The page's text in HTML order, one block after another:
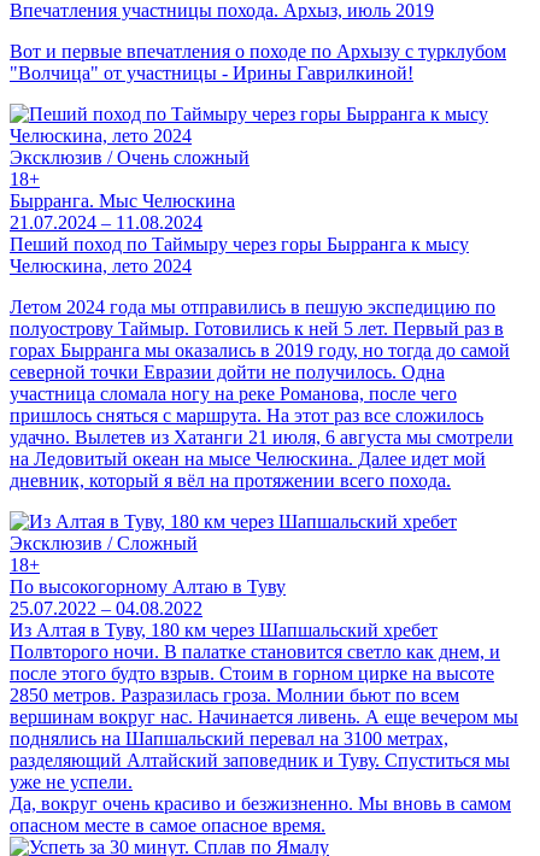
Впечатления участницы похода. Архыз, июль 2019
Вот и первые впечатления о походе по Архызу с турклубом
"Волчица" от участницы - Ирины Гаврилкиной!
Эксклюзив / Очень сложный
18+
Бырранга. Мыс Челюскина
21.07.2024 – 11.08.2024
Пеший поход по Таймыру через горы Бырранга к мысу
Челюскина, лето 2024
Летом 2024 года мы отправились в пешую экспедицию по
полуострову Таймыр. Готовились к ней 5 лет. Первый раз в
горах Бырранга мы оказались в 2019 году, но тогда до самой
северной точки Евразии дойти не получилось. Одна
участница сломала ногу на реке Романова, после чего
пришлось сняться с маршрута. На этот раз все сложилось
удачно. Вылетев из Хатанги 21 июля, 6 августа мы смотрели
на Ледовитый океан на мысе Челюскина. Далее идет мой
дневник, который я вёл на протяжении всего похода.
Эксклюзив / Сложный
18+
По высокогорному Алтаю в Туву
25.07.2022 – 04.08.2022
Из Алтая в Туву, 180 км через Шапшальский хребет
Полвторого ночи. В палатке становится светло как днем, и
после этого будто взрыв. Стоим в горном цирке на высоте
2850 метров. Разразилась гроза. Молнии бьют по всем
вершинам вокруг нас. Начинается ливень. А еще вечером мы
поднялись на Шапшальский перевал на 3100 метрах,
разделяющий Алтайский заповедник и Туву. Спуститься мы
уже не успели.
Да, вокруг очень красиво и безжизненно. Мы вновь в самом
опасном месте в самое опасное время.